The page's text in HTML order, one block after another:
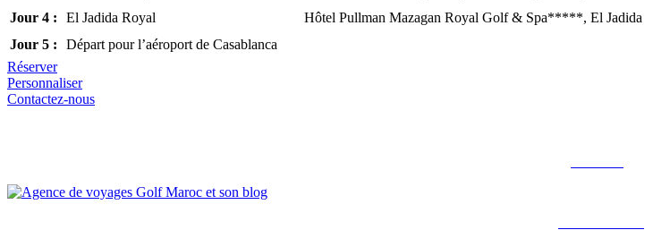
Jour 4 :
El Jadida Royal Hôtel Pullman Mazagan Royal Golf & Spa*****, El Jadida
Jour 5 :
Départ pour l’aéroport de Casablanca
Réserver
Personnaliser
Contactez-nous